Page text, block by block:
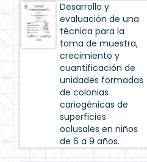
Desarrollo y
evaluación de una
técnica para la
toma de muestra,
crecimiento y
cuantificación de
unidades formadas
de colonias
cariogénicas de
superficies
oclusales en niños
de 6 a 9 años.